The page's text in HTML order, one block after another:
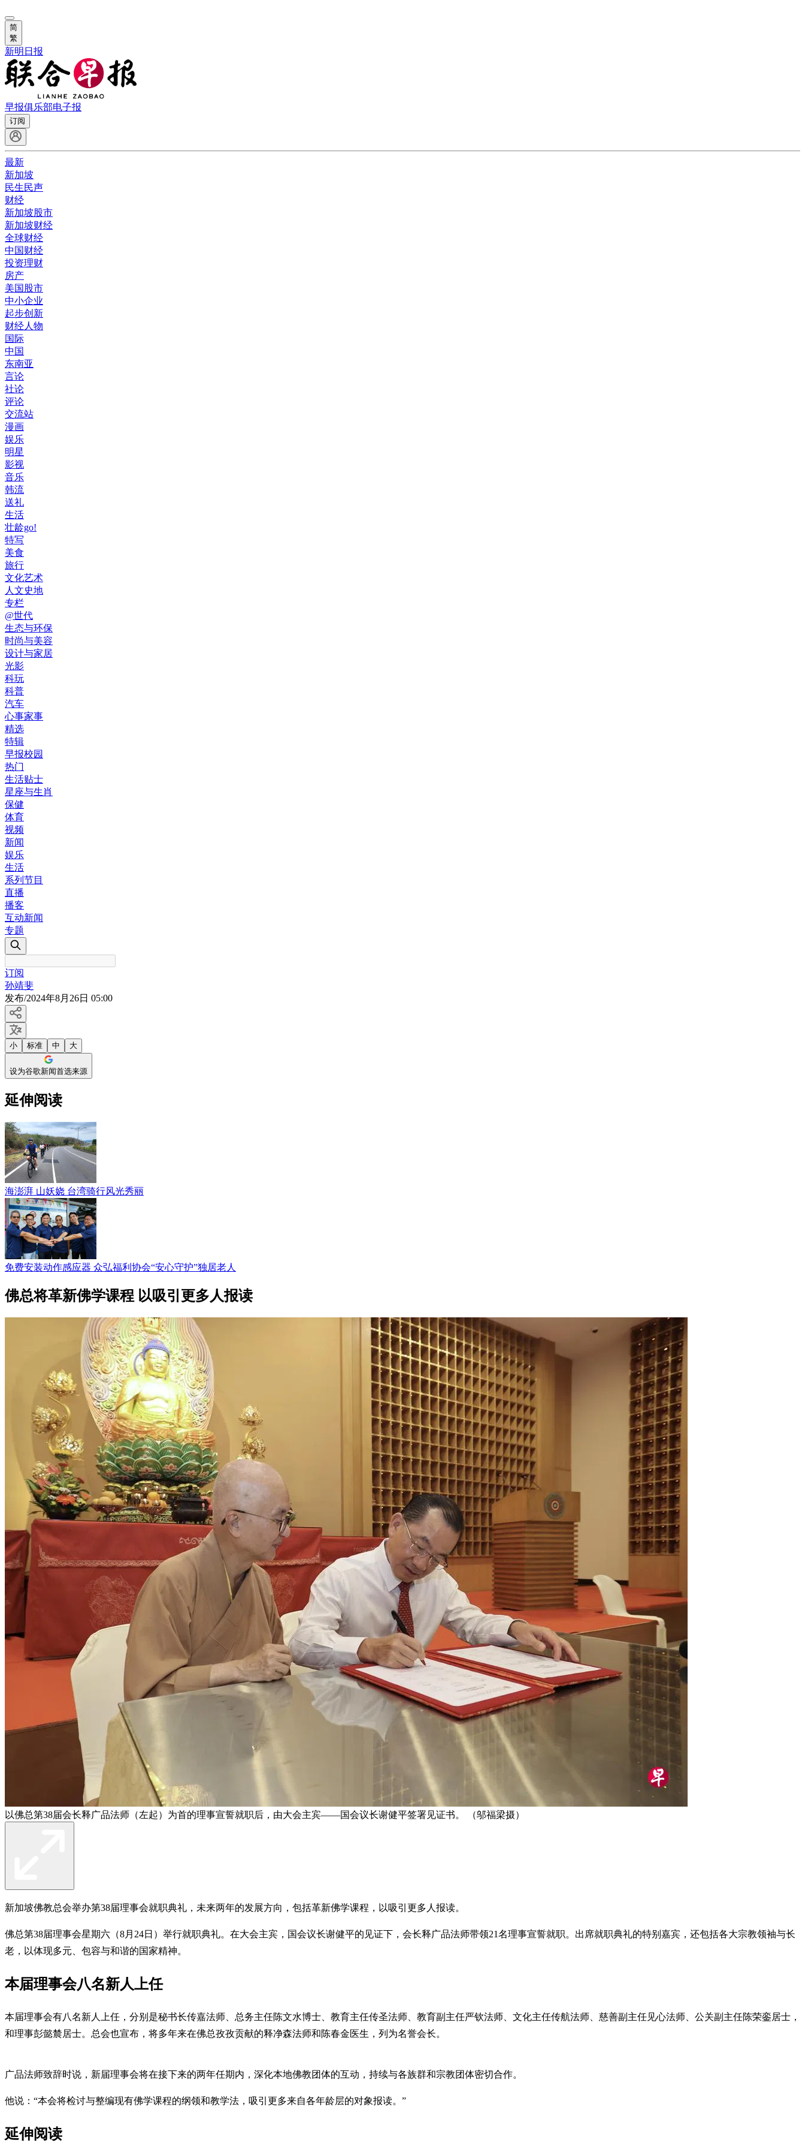
简
繁
新明日报
早报俱乐部电子报
订阅
最新
新加坡
民生民声
财经
新加坡股市
新加坡财经
全球财经
中国财经
投资理财
房产
美国股市
中小企业
起步创新
财经人物
国际
中国
东南亚
言论
社论
评论
交流站
漫画
娱乐
明星
影视
音乐
韩流
送礼
生活
壮龄go!
特写
美食
旅行
文化艺术
人文史地
专栏
@世代
生态与环保
时尚与美容
设计与家居
光影
科玩
科普
汽车
心事家事
精选
特辑
早报校园
热门
生活贴士
星座与生肖
保健
体育
视频
新闻
娱乐
生活
系列节目
直播
播客
互动新闻
专题
订阅
孙靖斐
发布/2024年8月26日 05:00
小 标准 中 大
设为谷歌新闻首选来源
延伸阅读
海澎湃 山妖娆 台湾骑行风光秀丽
免费安装动作感应器 众弘福利协会“安心守护”独居老人
佛总将革新佛学课程 以吸引更多人报读
以佛总第38届会长释广品法师（左起）为首的理事宣誓就职后，由大会主宾——国会议长谢健平签署见证书。 （邬福梁摄）
新加坡佛教总会举办第38届理事会就职典礼，未来两年的发展方向，包括革新佛学课程，以吸引更多人报读。
佛总第38届理事会星期六（8月24日）举行就职典礼。在大会主宾，国会议长谢健平的见证下，会长释广品法师带领21名理事宣誓就职。出席就职典礼的特别嘉宾，还包括各大宗教领袖与长
老，以体现多元、包容与和谐的国家精神。
本届理事会八名新人上任
本届理事会有八名新人上任，分别是秘书长传嘉法师、总务主任陈文水博士、教育主任传圣法师、教育副主任严钦法师、文化主任传航法师、慈善副主任见心法师、公关副主任陈荣銮居士，
和理事彭懿辳居士。总会也宣布，将多年来在佛总孜孜贡献的释净森法师和陈春金医生，列为名誉会长。
广品法师致辞时说，新届理事会将在接下来的两年任期内，深化本地佛教团体的互动，持续与各族群和宗教团体密切合作。
他说：“本会将检讨与整编现有佛学课程的纲领和教学法，吸引更多来自各年龄层的对象报读。”
延伸阅读